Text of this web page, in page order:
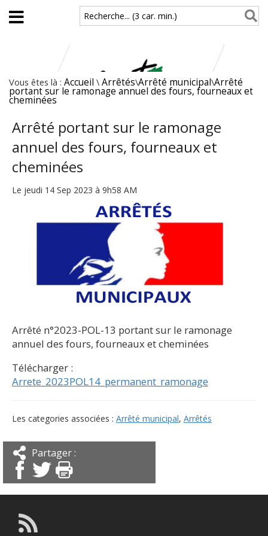
Aller au contenu principal
Recherche... (3 car. min.)
Vous êtes là : Accueil \ Arrêtés\Arrêté municipal\Arrêté
portant sur le ramonage annuel des fours, fourneaux et
cheminées
Arrêté portant sur le ramonage
annuel des fours, fourneaux et
cheminées
Le jeudi 14 Sep 2023 à 9h58 AM
Arrêté n°2023-POL-13 portant sur le ramonage
annuel des fours, fourneaux et cheminées
Télécharger :
Arrete_2023POL14_permanent_ramonage
Les categories associées : Arrêté municipal, Arrêtés
Partager :